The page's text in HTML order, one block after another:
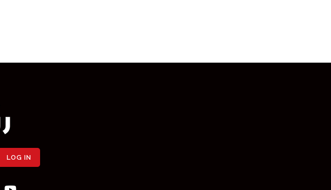
LOG IN